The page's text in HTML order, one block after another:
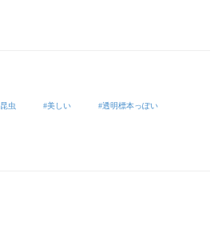
昆虫 美しい 透明標本っぽい